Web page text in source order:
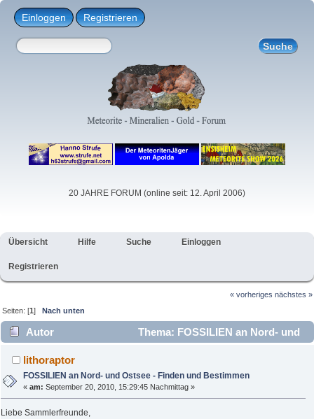
Einloggen Registrieren
20 JAHRE FORUM (online seit: 12. April 2006)
Übersicht Hilfe Suche Einloggen
Registrieren
« vorheriges nächstes »
Seiten: [1]Nach unten
Autor
Thema: FOSSILIEN an Nord- und
Ostsee - Finden und Bestimmen (Gelesen 5853 mal)
lithoraptor
FOSSILIEN an Nord- und Ostsee - Finden und Bestimmen
«am: September 20, 2010, 15:29:45 Nachmittag »
Liebe Sammlerfreunde,